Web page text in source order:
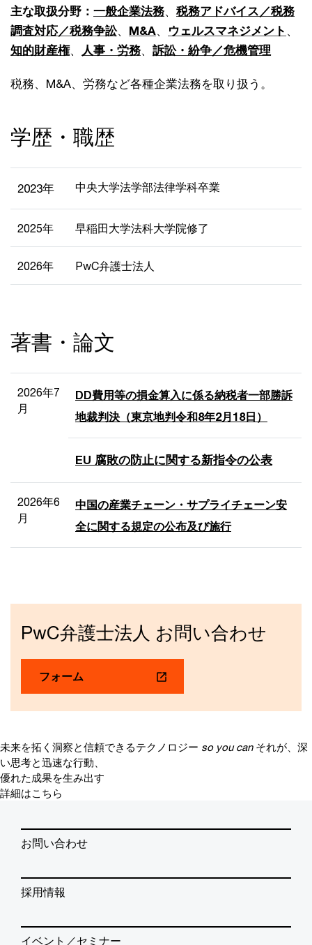
主な取扱分野： 一般企業法務、 税務アドバイス／税務
調査対応／税務争訟、 M&A、 ウェルスマネジメント 、
知的財産権、 人事・労務、 訴訟・紛争／危機管理
税務、M&A、労務など各種企業法務を取り扱う。
学歴・職歴
2023年 中央大学法学部法律学科卒業
2025年 早稲田大学法科大学院修了
2026年 PwC弁護士法人
著書・論文
2026年7
月
DD費用等の損金算入に係る納税者一部勝訴
地裁判決（東京地判令和8年2月18日）
EU 腐敗の防止に関する新指令の公表
2026年6
月
中国の産業チェーン・サプライチェーン安
全に関する規定の公布及び施行
PwC弁護士法人 お問い合わせ
フォーム
未来を拓く洞察と信頼できるテクノロジー so you can それが、深
い思考と迅速な行動、
優れた成果を生み出す
詳細はこちら
お問い合わせ
採用情報
イベント／セミナー